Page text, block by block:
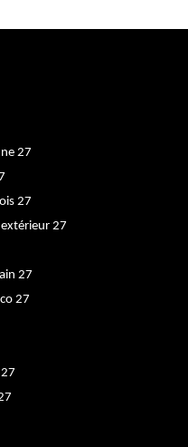
27
27
27
27
27